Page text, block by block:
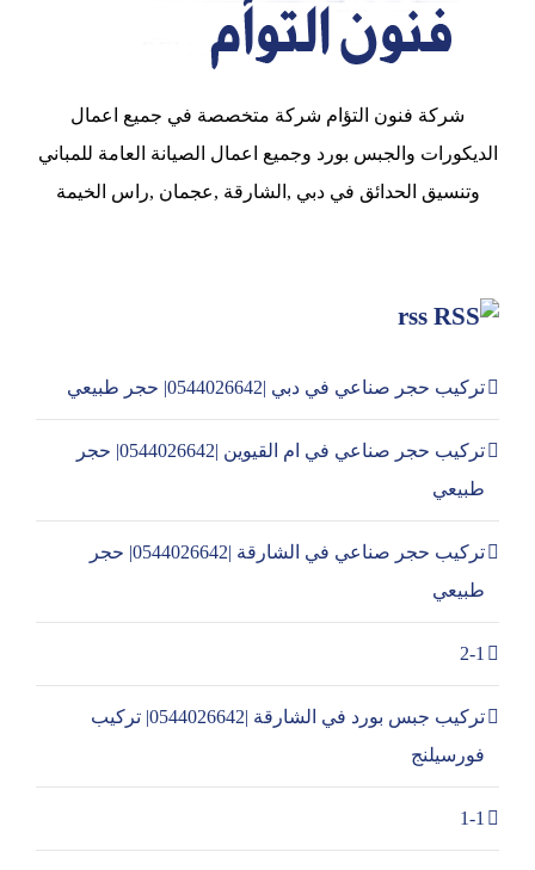
شركة فنون التؤام شركة متخصصة في جميع اعمال
الديكورات والجبس بورد وجميع اعمال الصيانة العامة للمباني
وتنسيق الحدائق في دبي ,الشارقة ,عجمان ,راس الخيمة
rss
تركيب حجر صناعي في دبي |0544026642| حجر طبيعي
تركيب حجر صناعي في ام القيوين |0544026642| حجر
طبيعي
تركيب حجر صناعي في الشارقة |0544026642| حجر
طبيعي
2-1
تركيب جبس بورد في الشارقة |0544026642| تركيب
فورسيلنج
1-1